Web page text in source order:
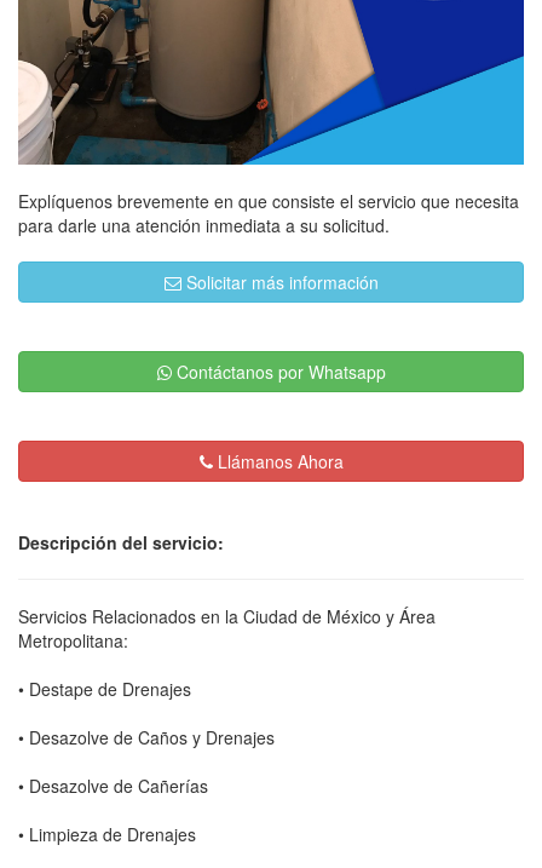
Explíquenos brevemente en que consiste el servicio que necesita
para darle una atención inmediata a su solicitud.
Solicitar más información
Contáctanos por Whatsapp
Llámanos Ahora
Descripción del servicio:
Servicios Relacionados en la Ciudad de México y Área
Metropolitana:
• Destape de Drenajes
• Desazolve de Caños y Drenajes
• Desazolve de Cañerías
• Limpieza de Drenajes